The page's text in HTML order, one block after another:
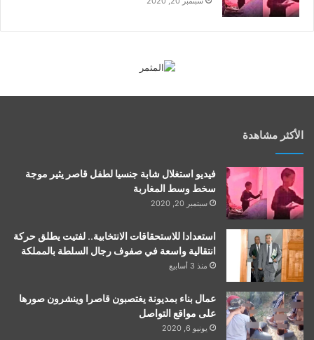
الأكثر مشاهدة
فيديو استغلال شابة جنسيا لطفل قاصر يثير موجة
سخط وسط المغاربة
سبتمبر 20, 2020
استعدادا للاستحقاقات الانتخابية.. لفتيت يطلق حركة
انتقالية واسعة في صفوف رجال السلطة بالمملكة
منذ 3 أسابيع
عمال بناء بمديونة يغتصبون قاصرا وينشرون صورها
على مواقع التواصل
يونيو 6, 2020